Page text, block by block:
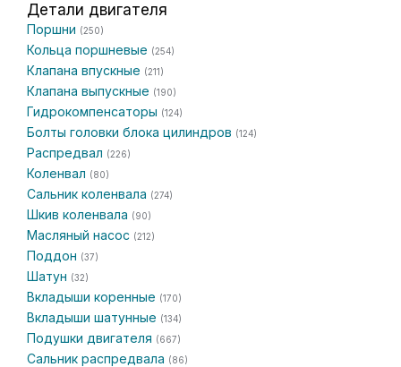
Детали двигателя
Поршни (250)
Кольца поршневые (254)
Клапана впускные (211)
Клапана выпускные (190)
Гидрокомпенсаторы (124)
Болты головки блока цилиндров (124)
Распредвал (226)
Коленвал (80)
Сальник коленвала (274)
Шкив коленвала (90)
Масляный насос (212)
Поддон (37)
Шатун (32)
Вкладыши коренные (170)
Вкладыши шатунные (134)
Подушки двигателя (667)
Сальник распредвала (86)